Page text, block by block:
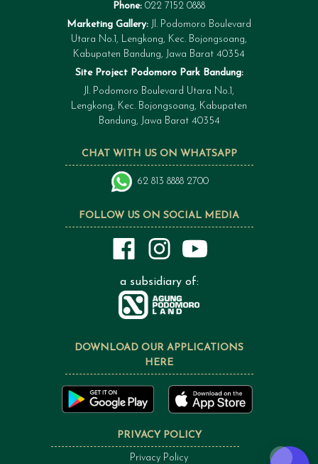
FOLLOW US ON SOCIAL MEDIA
a subsidiary of:
CHAT WITH US ON WHATSAPP
62 813 8888 2700
DOWNLOAD OUR APPLICATIONS
HERE
PRIVACY POLICY
Privacy Policy
Phone: 022 7152 0888
Marketing Gallery: Jl. Podomoro Boulevard
Utara No.1, Lengkong, Kec. Bojongsoang,
Kabupaten Bandung, Jawa Barat 40354
Site Project Podomoro Park Bandung:
Jl. Podomoro Boulevard Utara No.1,
Lengkong, Kec. Bojongsoang, Kabupaten
Bandung, Jawa Barat 40354